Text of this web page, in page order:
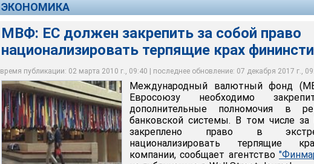
ЭКОНОМИКА
МВФ: ЕС должен закрепить за собой право
национализировать терпящие крах
время публикации: 02 марта 2010 г., 09:40 | последнее обновление: 07 декабря 2017 г.,
Международный валютный фонд (МВФ) считает, что Евросоюзу
закрепить за собой дополнительные полномочия в решении проблем
системы
Архив NEWSru.com
Международный валютный фонд
Евросоюзу необходимо
дополнительные полномочия в
банковской системы. В том числе
закреплено право в
национализировать терпящие
компании, сообщает агентство